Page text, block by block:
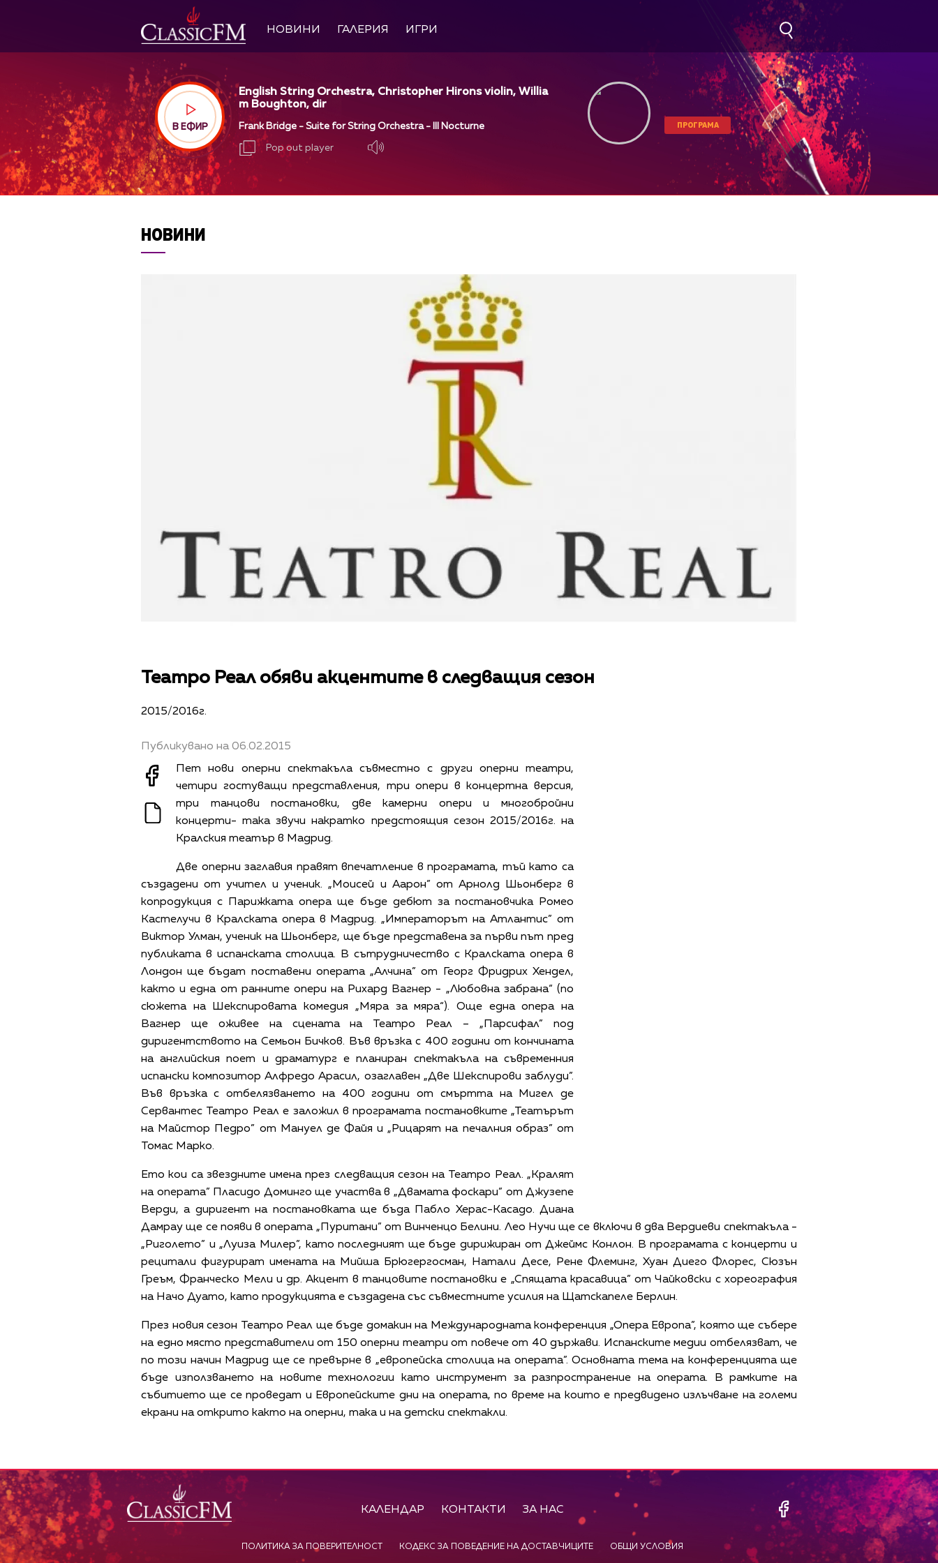
НОВИНИ ГАЛЕРИЯ ИГРИ
В ЕФИР
English String Orchestra, Christopher Hirons violin, Willia
m Boughton, dir
Frank Bridge - Suite for String Orchestra - III Nocturne
Pop out player
ПРОГРАМА
НОВИНИ
Театро Реал обяви акцентите в следващия сезон
2015/2016г.
Публикувано на 06.02.2015
Пет нови оперни спектакъла съвместно с други оперни театри,
четири гостуващи представления, три опери в концертна версия,
три танцови постановки, две камерни опери и многобройни
концерти- така звучи накратко предстоящия сезон 2015/2016г. на
Кралския театър в Мадрид.
Две оперни заглавия правят впечатлениe в програмата, тъй като са
създадени от учител и ученик. „Моисей и Аарон” от Арнолд Шьонберг в
копродукция с Парижката опера ще бъде дебют за постановчика Ромео
Кастелучи в Кралската опера в Мадрид. „Императорът на Атлантис” от
Виктор Улман, ученик на Шьонберг, ще бъде представена за първи път пред
публиката в испанската столица. В сътрудничество с Кралската опера в
Лондон ще бъдат поставени операта „Алчина” от Георг Фридрих Хендел,
както и една от ранните опери на Рихард Вагнер - „Любовна забрана“ (по
сюжета на Шекспировата комедия „Мяра за мяра“). Още една опера на
Вагнер ще оживее на сцената на Театро Реал – „Парсифал” под
диригентството на Семьон Бичков. Във връзка с 400 години от кончината
на английския поет и драматург е планиран спектакъла на съвременния
испански композитор Алфредо Арасил, озаглавен „Две Шекспирови заблуди”.
Във връзка с отбелязването на 400 години от смъртта на Мигел де
Сервантес Театро Реал е заложил в програмата постановките „Театърът
на Майстор Педро” от Мануел де Файя и „Рицарят на печалния образ” от
Томас Марко.
Ето кои са звездните имена през следващия сезон на Театро Реал. „Кралят
на операта” Пласидо Доминго ще участва в „Двамата фоскари” от Джузепе
Верди, а диригент на постановката ще бъда Пабло Херас-Касадо. Диана
Дамрау ще се появи в операта „Пуритани” от Винченцо Белини. Лео Нучи ще се включи в два Вердиеви спектакъла -
„Риголето” и „Луиза Милер”, като последният ще бъде дирижиран от Джеймс Конлон. В програмата с концерти и
рецитали фигурират имената на Мийша Брюгергосман, Натали Десе, Рене Флеминг, Хуан Диего Флорес, Сюзън
Греъм, Франческо Мели и др. Акцент в танцовите постановки е „Спящата красавица” от Чайковски с хореография
на Начо Дуато, като продукцията е създадена със съвместните усилия на Щатскапеле Берлин.
През новия сезон Театро Реал ще бъде домакин на Международната конференция „Опера Европа”, която ще събере
на едно място представители от 150 оперни театри от повече от 40 държави. Испанските медии отбелязват, че
по този начин Мадрид ще се превърне в „европейска столица на операта”. Основната тема на конференцията ще
бъде използването на новите технологии като инструмент за разпространение на операта. В рамките на
събитието ще се проведат и Европейските дни на операта, по време на които е предвидено излъчване на големи
екрани на открито както на оперни, така и на детски спектакли.
КАЛЕНДАР КОНТАКТИ ЗА НАС
ПОЛИТИКА ЗА ПОВЕРИТЕЛНОСТ КОДЕКС ЗА ПОВЕДЕНИЕ НА ДОСТАВЧИЦИТЕ ОБЩИ УСЛОВИЯ